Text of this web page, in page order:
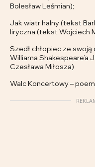
Bolesław Leśmian);
Jak wiatr halny (tekst
liryczna (tekst Wojciech
Szedł chłopiec ze
Williama Shakespeare’a
Czesława Miłosza)
Walc Koncertowy –